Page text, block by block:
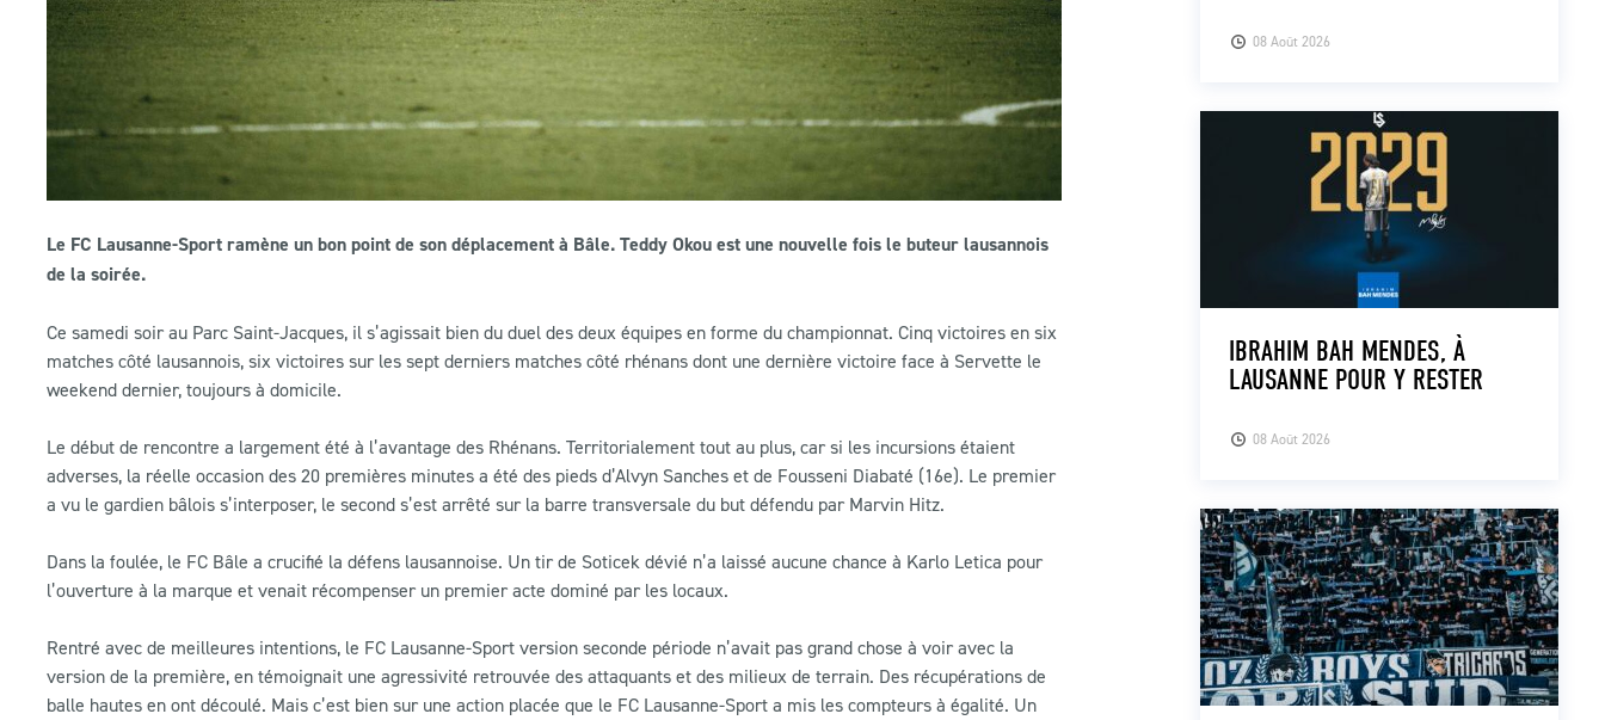
Le FC Lausanne-Sport ramène un bon point de son déplacement à Bâle. Teddy Okou est une nouvelle fois le buteur lausannois
de la soirée.
Ce samedi soir au Parc Saint-Jacques, il s’agissait bien du duel des deux équipes en forme du championnat. Cinq victoires en six
matches côté lausannois, six victoires sur les sept derniers matches côté rhénans dont une dernière victoire face à Servette le
weekend dernier, toujours à domicile.
Le début de rencontre a largement été à l’avantage des Rhénans. Territorialement tout au plus, car si les incursions étaient
adverses, la réelle occasion des 20 premières minutes a été des pieds d’Alvyn Sanches et de Fousseni Diabaté (16e). Le premier
a vu le gardien bâlois s’interposer, le second s’est arrêté sur la barre transversale du but défendu par Marvin Hitz.
Dans la foulée, le FC Bâle a crucifié la défens lausannoise. Un tir de Soticek dévié n’a laissé aucune chance à Karlo Letica pour
l’ouverture à la marque et venait récompenser un premier acte dominé par les locaux.
Rentré avec de meilleures intentions, le FC Lausanne-Sport version seconde période n’avait pas grand chose à voir avec la
version de la première, en témoignait une agressivité retrouvée des attaquants et des milieux de terrain. Des récupérations de
balle hautes en ont découlé. Mais c’est bien sur une action placée que le FC Lausanne-Sport a mis les compteurs à égalité. Un
08 Août 2026
08 Août 2026
IBRAHIM BAH MENDES, À
LAUSANNE POUR Y RESTER